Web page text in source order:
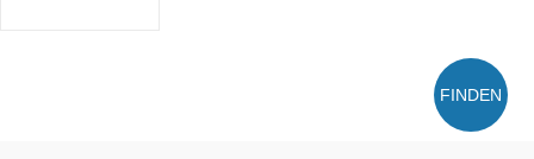
FINDEN